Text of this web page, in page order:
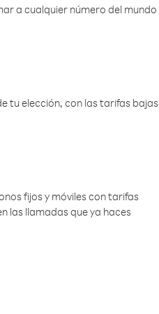
a cualquier número del mundo
tu elección, con las tarifas bajas
fijos y móviles con tarifas
las llamadas que ya haces